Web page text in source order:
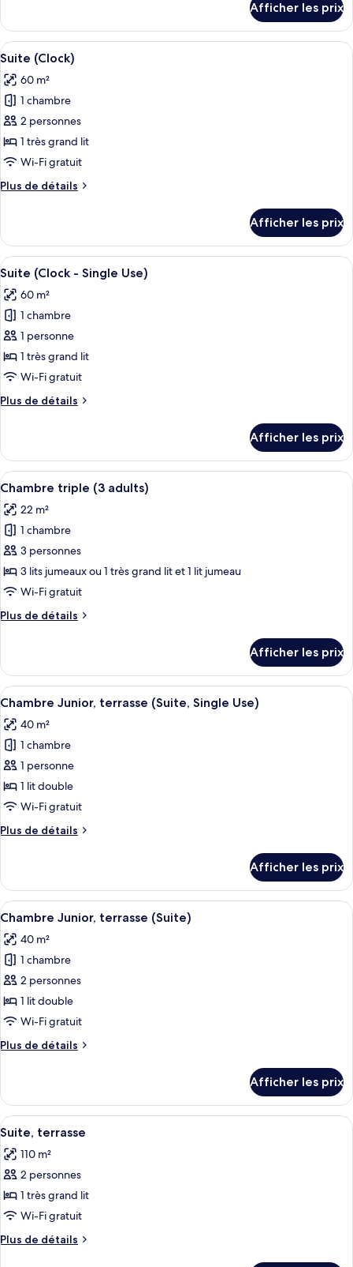
Chambre
double
pour
1
personne
(Square
View)
Chambre
double
pour
personne
(Square
Afficher les prix
Afficher
toutes
les
photos
pour
ce
type
chambre :
Une chambre d’hôtel moderne
6
Suite (Clock)
60 m²
1 chambre
2 personnes
1 très grand lit
Wi-Fi gratuit
Plus de détails
Plus
Suite
(Clock)
Afficher les prix
Afficher
toutes
les
photos
pour
ce
type
chambre :
Single
Use)
Une chambre d’hôtel moderne
6
Suite (Clock - Single Use)
60 m²
1 chambre
1 personne
1 très grand lit
Wi-Fi gratuit
Plus de détails
Plus
Suite
(Clock
-
Use)
Afficher les prix
Afficher
toutes
les
photos
pour
ce
type
chambre :
(3
adults)
Une chambre d’hôtel moderne,
5
Chambre triple (3 adults)
22 m²
1 chambre
3 personnes
3 lits jumeaux ou 1 très grand lit et 1 lit jumeau
Wi-Fi gratuit
Plus de détails
Plus
Chambre
triple
(3
Afficher les prix
Afficher
toutes
les
photos
pour
ce
type
chambre :
terrasse
(Suite,
Single
Use)
Une chambre d’hôtel moderne
7
Chambre Junior, terrasse (Suite, Single Use)
40 m²
1 chambre
1 personne
1 lit double
Wi-Fi gratuit
Plus de détails
Plus
Chambre
Junior,
terrasse
Single
Use)
Afficher les prix
Afficher
toutes
les
photos
pour
ce
type
chambre :
terrasse
(Suite)
Une chambre d’hôtel moderne
7
Chambre Junior, terrasse (Suite)
40 m²
1 chambre
2 personnes
1 lit double
Wi-Fi gratuit
Plus de détails
Plus
Chambre
Junior,
terrasse
Afficher les prix
Afficher
toutes
les
photos
pour
ce
type
de
8
Suite, terrasse
110 m²
2 personnes
1 très grand lit
Wi-Fi gratuit
Plus de détails
Plus